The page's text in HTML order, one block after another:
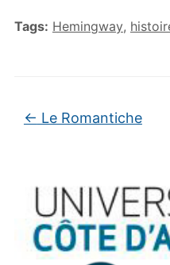
Tags: Hemingway,
← Le Romantiche